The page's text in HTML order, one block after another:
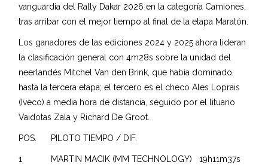
vanguardia del Rally Dakar 2026 en la categoría Camiones,
tras arribar con el mejor tiempo al final de la etapa Maratón.
Los ganadores de las ediciones 2024 y 2025 ahora lideran
la clasificación general con 4m28s sobre la unidad del
neerlandés Mitchel Van den Brink, que había dominado
hasta la tercera etapa; el tercero es el checo Ales Loprais
(Iveco) a media hora de distancia, seguido por el lituano
Vaidotas Zala y Richard De Groot.
POS. PILOTO TIEMPO / DIF.
1 MARTIN MACIK (MM TECHNOLOGY) 19h11m37s